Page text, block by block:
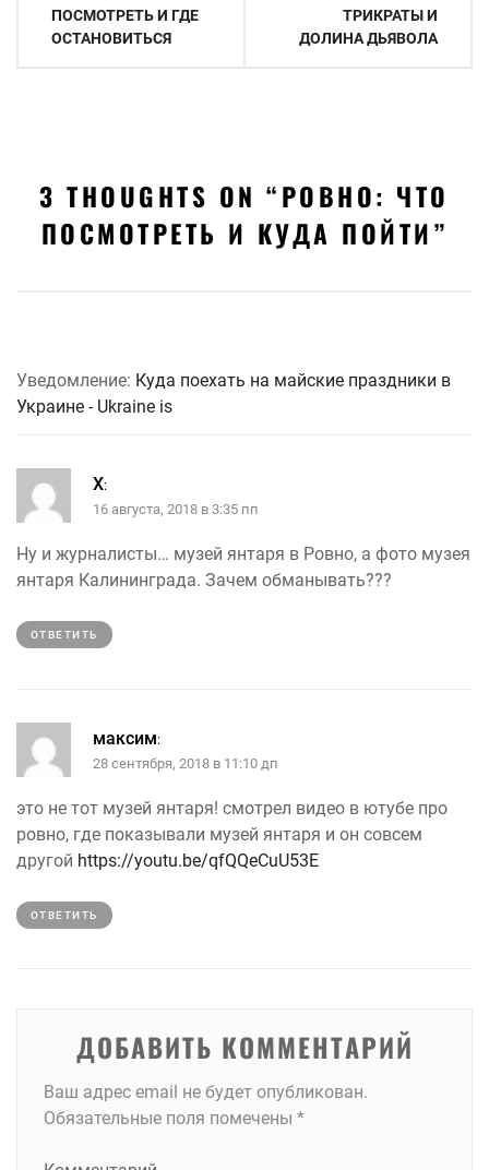
записям
ПОСМОТРЕТЬ И ГДЕ
ОСТАНОВИТЬСЯ
ТРИКРАТЫ И
ДОЛИНА ДЬЯВОЛА
3 THOUGHTS ON “РОВНО: ЧТО
ПОСМОТРЕТЬ И КУДА ПОЙТИ”
Уведомление: Куда поехать на майские праздники в
Украине - Ukraine is
Х:
16 августа, 2018 в 3:35 пп
Ну и журналисты… музей янтаря в Ровно, а фото музея
янтаря Калининграда. Зачем обманывать???
ОТВЕТИТЬ
максим:
28 сентября, 2018 в 11:10 дп
это не тот музей янтаря! смотрел видео в ютубе про
ровно, где показывали музей янтаря и он совсем
другой https://youtu.be/qfQQeCuU53E
ОТВЕТИТЬ
ДОБАВИТЬ КОММЕНТАРИЙ
Ваш адрес email не будет опубликован.
Обязательные поля помечены *